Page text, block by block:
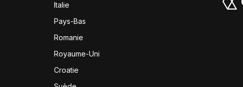
Italie
Pays-Bas
Romanie
Royaume-Uni
Croatie